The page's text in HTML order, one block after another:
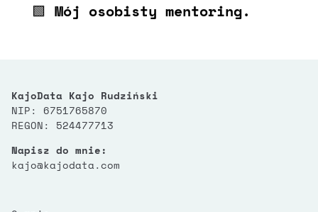
🟩 Mój osobisty mentoring.
KajoData Kajo Rudziński
NIP: 6751765870
REGON: 524477713
Napisz do mnie:
kajo@kajodata.com